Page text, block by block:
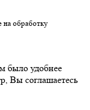
на обработку
было удобнее
Вы соглашаетесь